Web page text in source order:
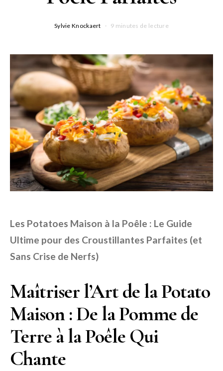
Sylvie Knockaert 9 minutes de lecture
Les Potatoes Maison à la Poêle : Le Guide
Ultime pour des Croustillantes Parfaites (et
Sans Crise de Nerfs)
Maîtriser l’Art de la Potato
Maison : De la Pomme de
Terre à la Poêle Qui
Chante